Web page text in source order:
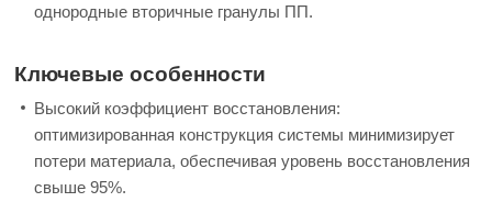
однородные вторичные гранулы ПП.
Ключевые особенности
Высокий коэффициент восстановления:
оптимизированная конструкция системы минимизирует
потери материала, обеспечивая уровень восстановления
свыше 95%.